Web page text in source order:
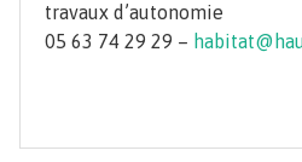
travaux d’autonomie
05 63 74 29 29 –